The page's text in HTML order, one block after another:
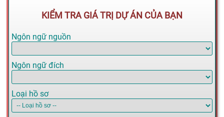
KIỂM TRA GIÁ TRỊ DỰ ÁN CỦA BẠN
Ngôn ngữ nguồn
Ngôn ngữ đích
Loại hồ sơ